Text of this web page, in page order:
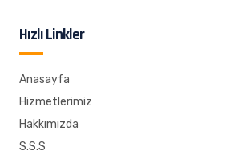
Hızlı Linkler
Anasayfa
Hizmetlerimiz
Hakkımızda
S.S.S